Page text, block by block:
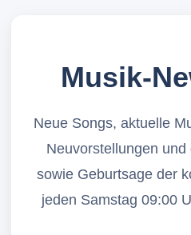
Musik-
Neue Songs, aktuelle
Neuvorstellungen
sowie Geburtsage der
jeden Samstag 09:00